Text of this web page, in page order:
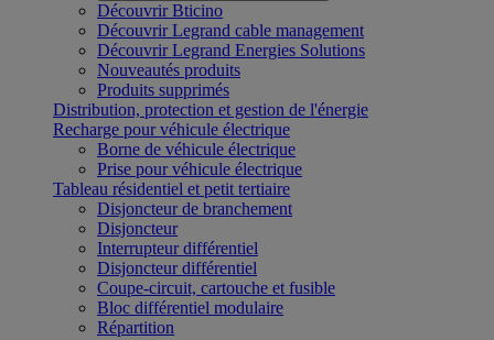
Découvrir Bticino
Découvrir Legrand cable management
Découvrir Legrand Energies Solutions
Nouveautés produits
Produits supprimés
Distribution, protection et gestion de l'énergie
Recharge pour véhicule électrique
Borne de véhicule électrique
Prise pour véhicule électrique
Tableau résidentiel et petit tertiaire
Disjoncteur de branchement
Disjoncteur
Interrupteur différentiel
Disjoncteur différentiel
Coupe-circuit, cartouche et fusible
Bloc différentiel modulaire
Répartition